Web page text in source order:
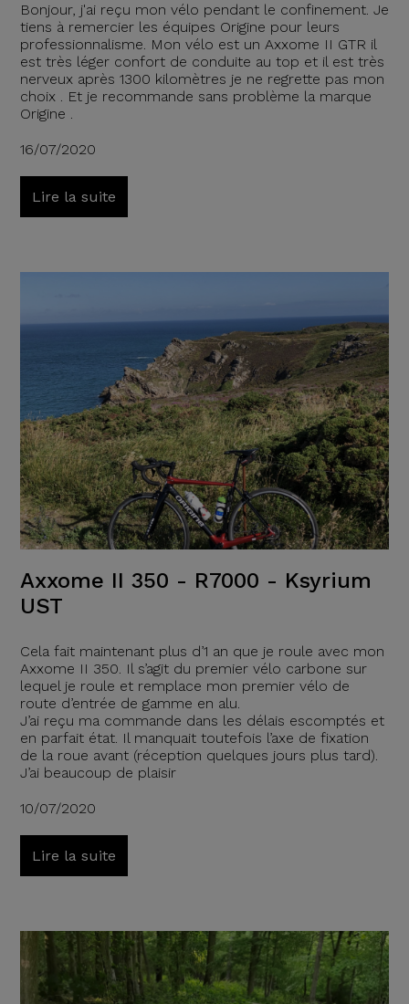
Bonjour, j'ai reçu mon vélo pendant le confinement. Je
tiens à remercier les équipes Origine pour leurs
professionnalisme. Mon vélo est un Axxome II GTR il
est très léger confort de conduite au top et il est très
nerveux après 1300 kilomètres je ne regrette pas mon
choix . Et je recommande sans problème la marque
Origine .
16/07/2020
Lire la suite
Axxome II 350 - R7000 - Ksyrium
UST
Cela fait maintenant plus d’1 an que je roule avec mon
Axxome II 350. Il s’agit du premier vélo carbone sur
lequel je roule et remplace mon premier vélo de
route d’entrée de gamme en alu.
J’ai reçu ma commande dans les délais escomptés et
en parfait état. Il manquait toutefois l’axe de fixation
de la roue avant (réception quelques jours plus tard).
J’ai beaucoup de plaisir
10/07/2020
Lire la suite